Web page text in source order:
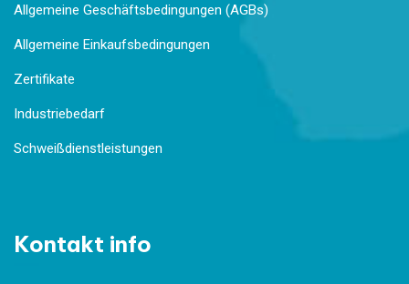
Allgemeine Geschäftsbedingungen (AGBs)
Allgemeine Einkaufsbedingungen
Zertifikate
Industriebedarf
Schweißdienstleistungen
Kontakt info